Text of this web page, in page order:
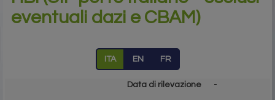
eventuali dazi e CBAM)
ITA EN FR
Data di rilevazione -